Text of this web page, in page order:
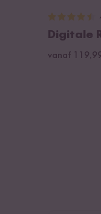
Hoogte:
Rode
Digitale
vanaf